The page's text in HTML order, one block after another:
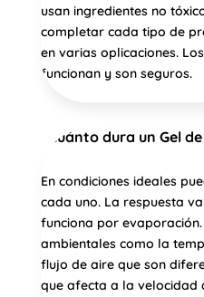
usan ingredientes no
completar cada tipo de
en varias oplicaciones.
funcionan y son seguros.
¿Cuánto dura un Gel
En condiciones ideales
cada uno. La respuesta
funciona por
ambientales como la
flujo de aire que son
que afecta a la velocidad